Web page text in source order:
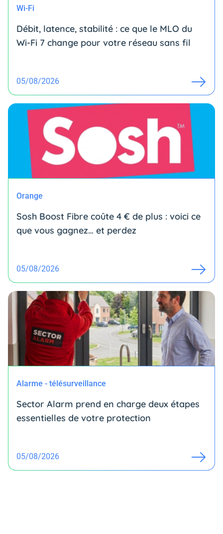
Wi-Fi
Débit, latence, stabilité : ce que le MLO du
Wi-Fi 7 change pour votre réseau sans fil
05/08/2026
Orange
Sosh Boost Fibre coûte 4 € de plus : voici ce
que vous gagnez… et perdez
05/08/2026
Alarme - télésurveillance
Sector Alarm prend en charge deux étapes
essentielles de votre protection
05/08/2026